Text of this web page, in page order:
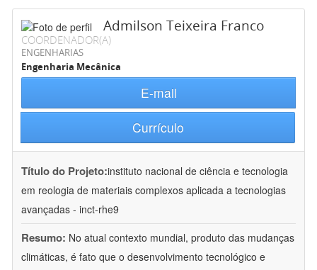
Admilson Teixeira Franco
COORDENADOR(A)
ENGENHARIAS
Engenharia Mecânica
E-mail
Currículo
Título do Projeto:instituto nacional de ciência e tecnologia
em reologia de materiais complexos aplicada a tecnologias
avançadas - inct-rhe9
Resumo: No atual contexto mundial, produto das mudanças
climáticas, é fato que o desenvolvimento tecnológico e